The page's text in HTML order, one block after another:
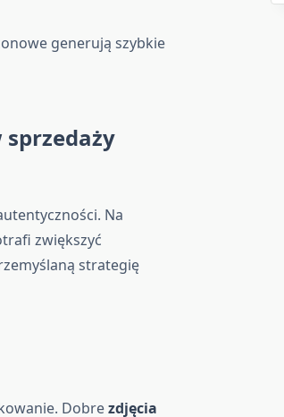
generują szybkie
sprzedaży
Na
zwiększyć
strategię
Dobrezdjęcia